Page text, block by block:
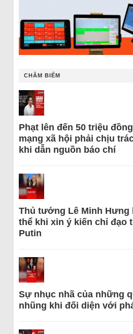
CHÂM BIẾM
Phạt lên đến 50 triệu
mạng xã hội phải chịu
khi dẫn nguồn báo chí
Thủ tướng Lê Minh Hưng
thể khi xin ý kiến chỉ đạo
Putin
Sự nhục nhã của những
nhũng khi đối diện với